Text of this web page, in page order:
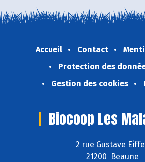
Accueil Contact
Protection des
Gestion des cookies
Biocoop Les
2 rue Gustave
21200 Beaune